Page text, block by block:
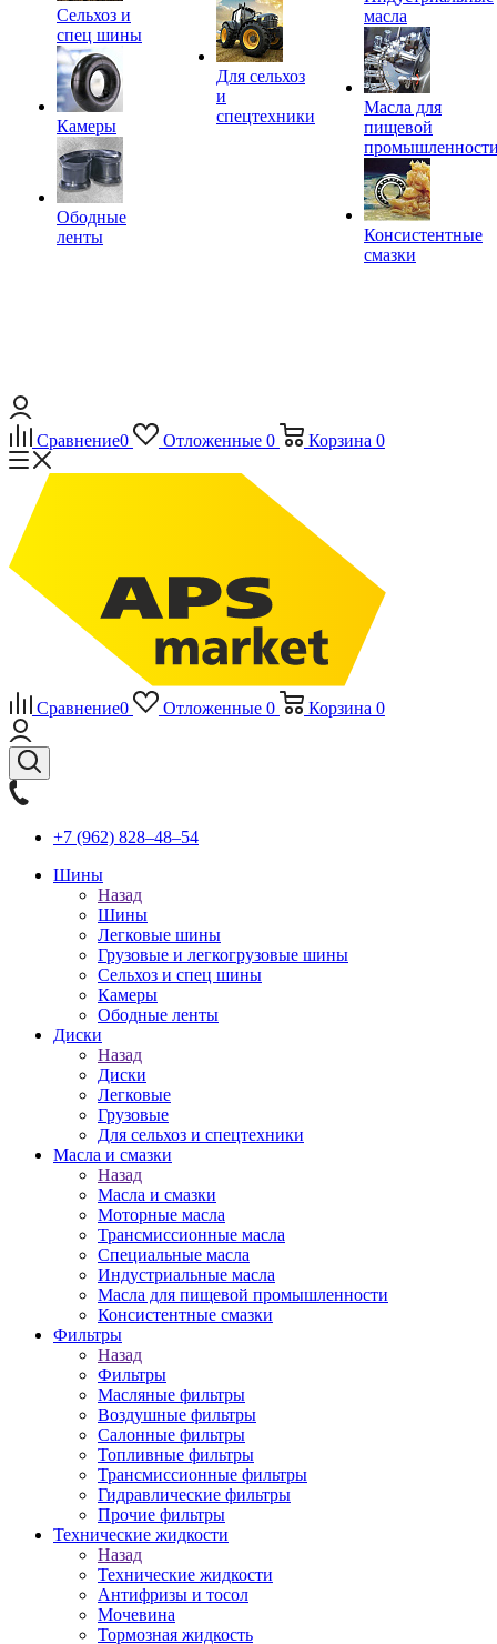
Сельхоз и
спец шины
Камеры
Ободные
ленты
Для сельхоз
и
спецтехники
масла
Масла для
пищевой
Консистентные
смазки
Сравнение0 Отложенные 0 Корзина 0
Сравнение0 Отложенные 0 Корзина 0
+7 (962) 828‒48‒54
Шины
Назад
Шины
Легковые шины
Грузовые и легкогрузовые шины
Сельхоз и спец шины
Камеры
Ободные ленты
Диски
Назад
Диски
Легковые
Грузовые
Для сельхоз и спецтехники
Масла и смазки
Назад
Масла и смазки
Моторные масла
Трансмиссионные масла
Специальные масла
Индустриальные масла
Масла для пищевой промышленности
Консистентные смазки
Фильтры
Назад
Фильтры
Масляные фильтры
Воздушные фильтры
Салонные фильтры
Топливные фильтры
Трансмиссионные фильтры
Гидравлические фильтры
Прочие фильтры
Технические жидкости
Назад
Технические жидкости
Антифризы и тосол
Мочевина
Тормозная жидкость